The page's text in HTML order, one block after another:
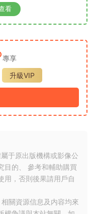
).pdf 1.09M
).pdf 1.13M
).pdf 652.18kb
).pdf 1.19M
(英文版).pdf 1.28M
Manual.doc 2.48M